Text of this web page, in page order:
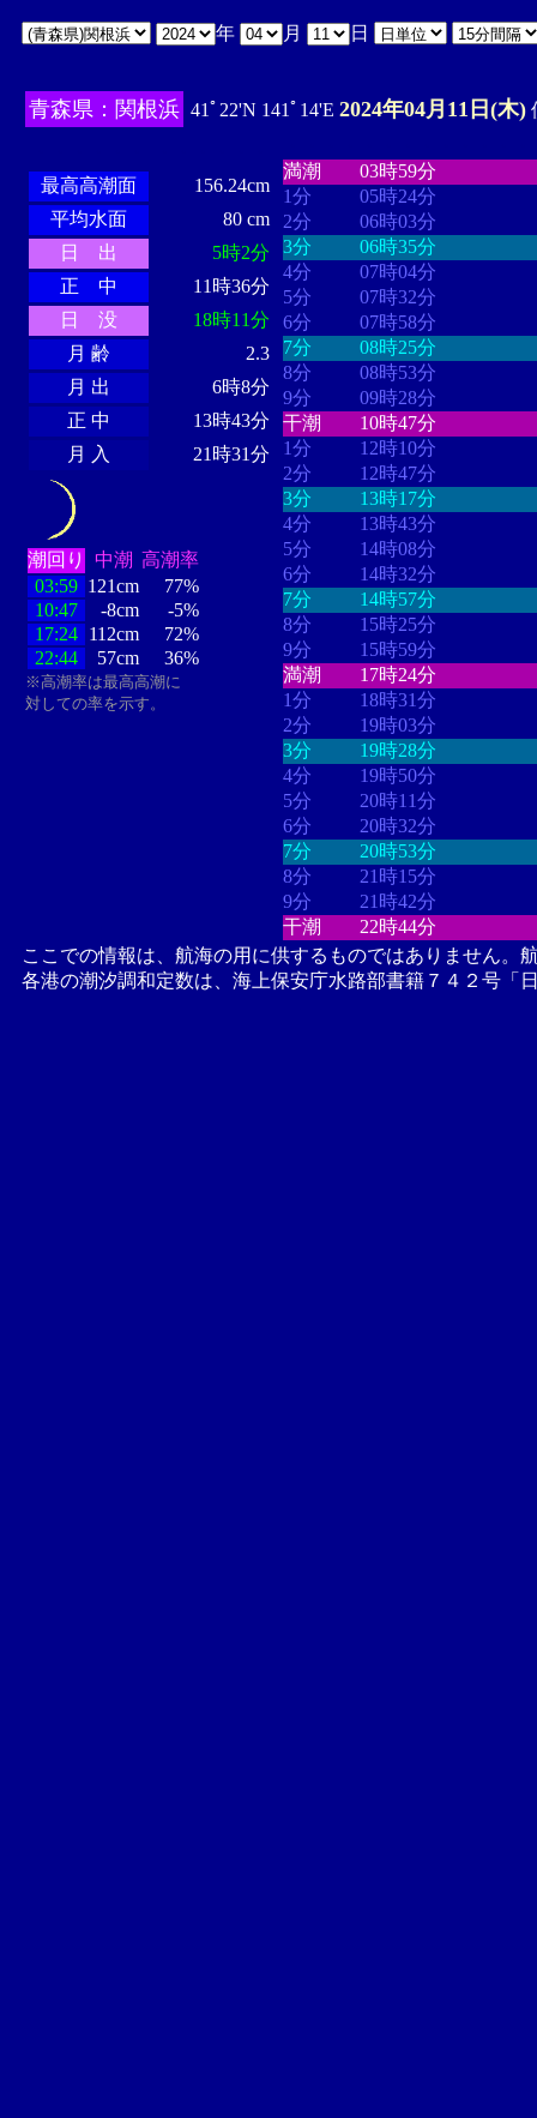
年 月 日
青森県：関根浜 41ﾟ22'N 141ﾟ14'E 2024年04月11日(木)
最高高潮面
156.24cm
平均水面
80 cm
日 出
5時2分
正 中
11時36分
日 没
18時11分
月 齢
2.3
月 出
6時8分
正 中
13時43分
月 入
21時31分
潮回り 中潮 高潮率
03:59 121cm
77%
10:47
-8cm
-5%
17:24 112cm
72%
22:44
57cm 36%
※高潮率は最高高潮に
対しての率を示す。
満潮
03時59分
1分
05時24分
2分
06時03分
3分
06時35分
4分
07時04分
5分
07時32分
6分
07時58分
7分
08時25分
8分
08時53分
9分
09時28分
干潮
10時47分
1分
12時10分
2分
12時47分
3分
13時17分
4分
13時43分
5分
14時08分
6分
14時32分
7分
14時57分
8分
15時25分
9分
15時59分
満潮
17時24分
1分
18時31分
2分
19時03分
3分
19時28分
4分
19時50分
5分
20時11分
6分
20時32分
7分
20時53分
8分
21時15分
9分
21時42分
干潮
22時44分
ここでの情報は、航海の用に供するものではありません。
各港の潮汐調和定数は、海上保安庁水路部書籍７４２号「